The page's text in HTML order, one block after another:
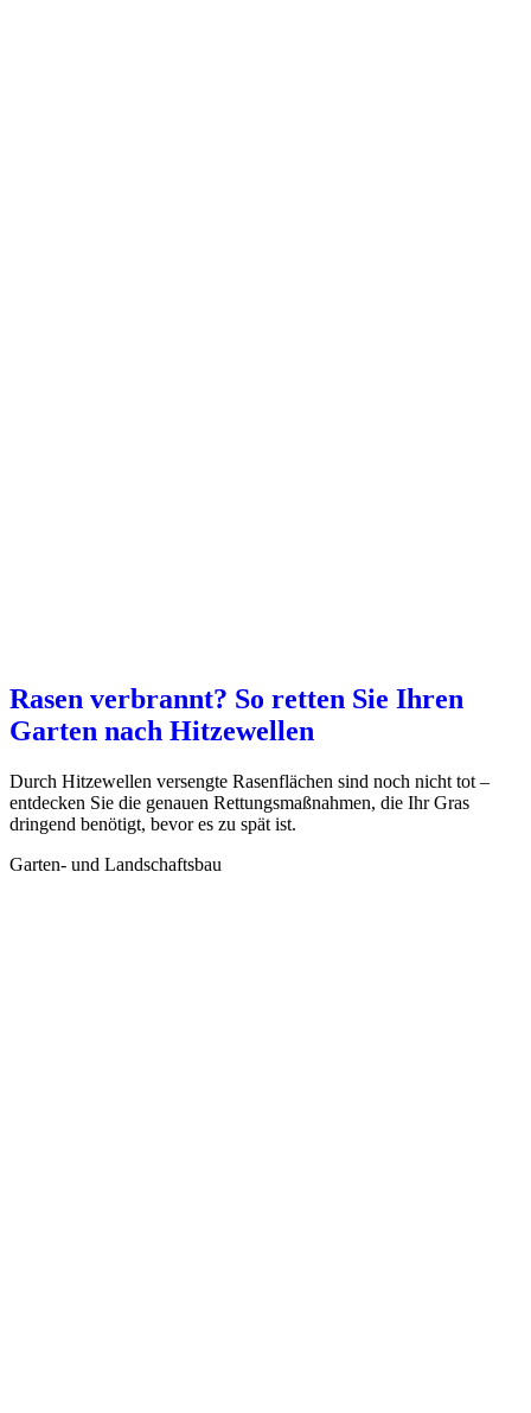
Rasen verbrannt? So retten Sie Ihren
Garten nach Hitzewellen
Durch Hitzewellen versengte Rasenflächen sind noch nicht tot –
entdecken Sie die genauen Rettungsmaßnahmen, die Ihr Gras
dringend benötigt, bevor es zu spät ist.
Garten- und Landschaftsbau